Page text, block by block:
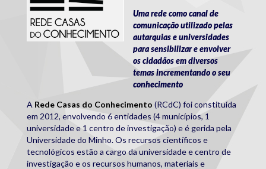
Uma rede como canal de
comunicação utilizado pelas
autarquias e universidades
para sensibilizar e envolver
os cidadãos em diversos
temas incrementando o seu
conhecimento
A Rede Casas do Conhecimento (RCdC) foi constituída
em 2012, envolvendo 6 entidades (4 municípios, 1
universidade e 1 centro de investigação) e é gerida pela
Universidade do Minho. Os recursos científicos e
tecnológicos estão a cargo da universidade e centro de
investigação e os recursos humanos, materiais e